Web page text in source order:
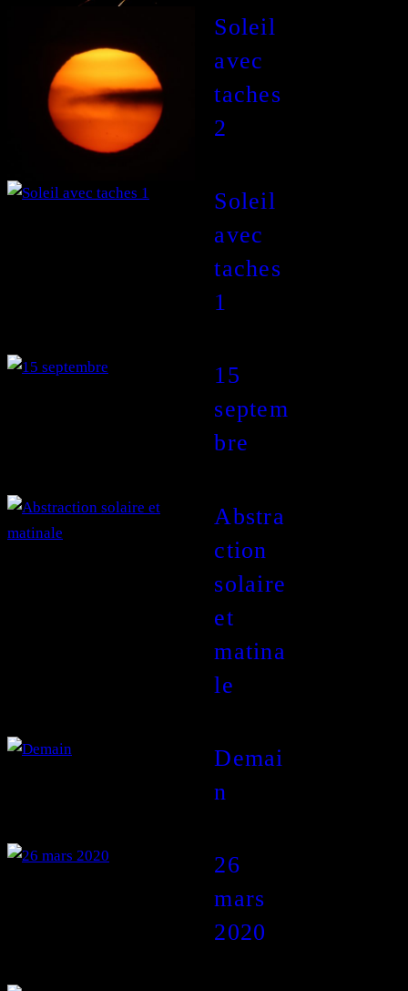
Soleil
avec
taches
2
Soleil
avec
taches
1
15
septem
bre
Abstra
ction
solaire
et
matina
le
Demai
n
26
mars
2020